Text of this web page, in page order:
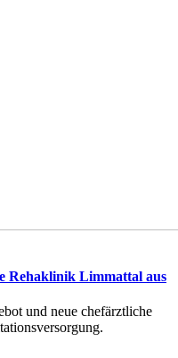
Rehaklinik Limmattal aus
und neue chefärztliche